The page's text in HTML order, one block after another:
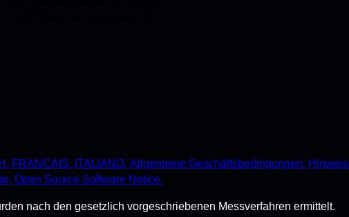
FRANCAIS. ITALIANO. Allgemeine Geschäftsbedingungen.
Open Source Software Notice.
nach den gesetzlich vorgeschriebenen Messverfahren ermittelt.